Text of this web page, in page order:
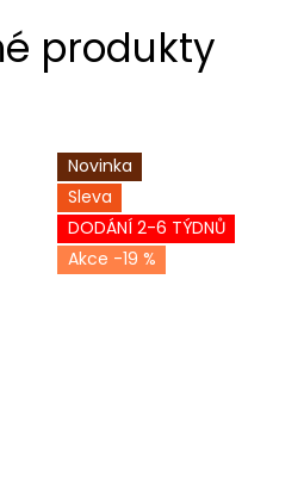
Novinka
Sleva
DODÁNÍ 2-6 TÝDNŮ
-19 %